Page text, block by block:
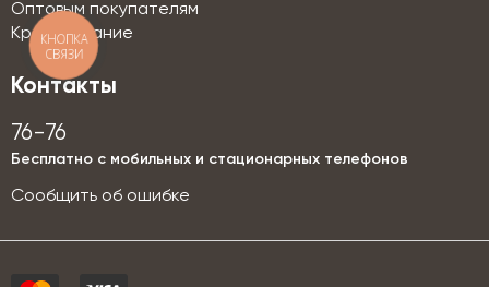
Оптовым покупателям
Кредитование
Контакты
76-76
Бесплатно с мобильных и стационарных телефонов
Сообщить об ошибке
КНОПКА
СВЯЗИ